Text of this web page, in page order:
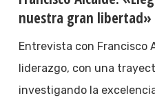
nuestra gran libertad»
Entrevista con Francisco
liderazgo, con una
investigando la